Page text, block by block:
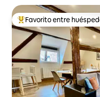
De los mejores en
Favorito entre